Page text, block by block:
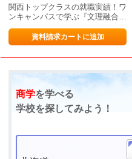
関西トップクラスの就職実績！ワ
ンキャンパスで学ぶ『文理融合…
資料請求カートに追加
商学を学べる
学校を探してみよう！